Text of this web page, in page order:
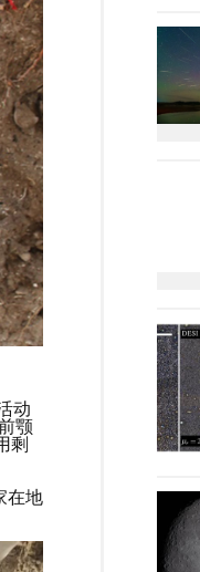
动
颚
剩
在地